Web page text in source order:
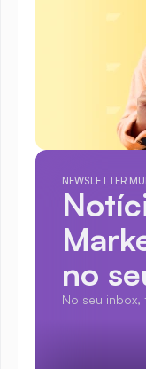
NEWSLETTER
no
No seu